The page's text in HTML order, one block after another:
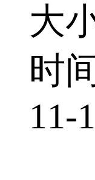
大
时
11-